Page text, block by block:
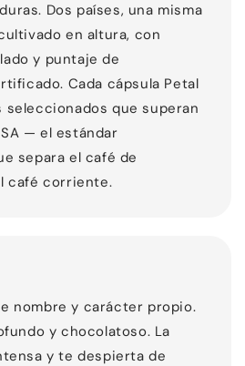
Dos países, una misma
en altura, con
y puntaje de
Cada cápsula Petal
seleccionados que superan
— el estándar
separa el café de
café corriente.
nombre y carácter propio.
y chocolatoso. La
y te despierta de